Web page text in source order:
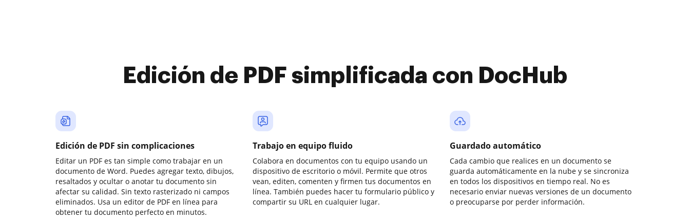
Edición de PDF simplificada con DocHub
Edición de PDF sin complicaciones
Editar un PDF es tan simple como trabajar en un
documento de Word. Puedes agregar texto, dibujos,
resaltados y ocultar o anotar tu documento sin
afectar su calidad. Sin texto rasterizado ni campos
eliminados. Usa un editor de PDF en línea para
obtener tu documento perfecto en minutos.
Trabajo en equipo fluido
Colabora en documentos con tu equipo usando un
dispositivo de escritorio o móvil. Permite que otros
vean, editen, comenten y firmen tus documentos en
línea. También puedes hacer tu formulario público y
compartir su URL en cualquier lugar.
Guardado automático
Cada cambio que realices en un documento se
guarda automáticamente en la nube y se sincroniza
en todos los dispositivos en tiempo real. No es
necesario enviar nuevas versiones de un documento
o preocuparse por perder información.